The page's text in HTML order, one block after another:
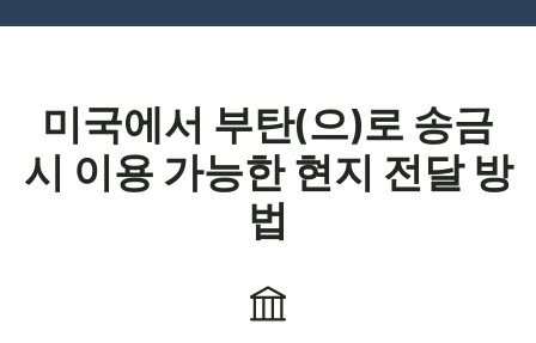
미국에서 부탄(으)로 송금
시 이용 가능한 현지 전달 방
법